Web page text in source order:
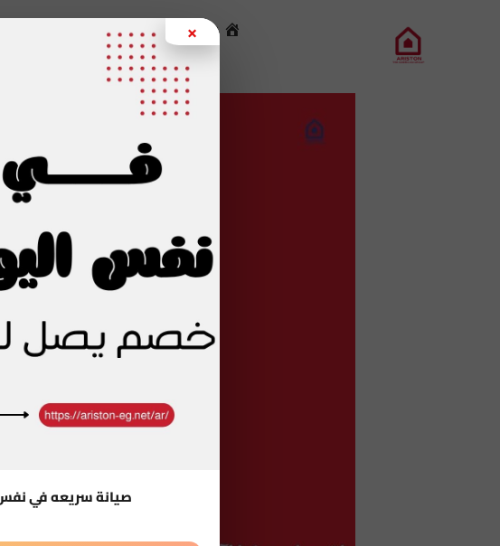
×
صيانة سريعه في
الرئيسية خدمات الصيانة